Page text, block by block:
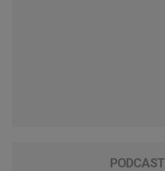
PODCAST